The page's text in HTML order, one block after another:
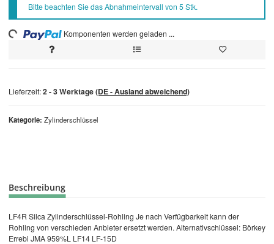
Kategorie Zylinderschlüssel
Bitte beachten Sie das Abnahmeintervall von 5 Stk.
Komponenten werden geladen ...
Lieferzeit:2 - 3 Werktage(DE - Ausland abweichend)
Beschreibung
LF4R Silca Zylinderschlüssel-Rohling Je nach Verfügbarkeit kann der
Rohling von verschieden Anbieter ersetzt werden. Alternativschlüssel: Börkey
Errebi JMA 959%L LF14 LF-15D